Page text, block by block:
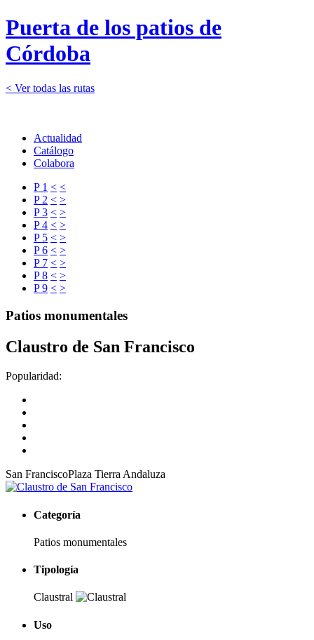
Puerta de los patios de
Córdoba
< Ver todas las rutas
Actualidad
Catálogo
Colabora
P 1 < <
P 2 < >
P 3 < >
P 4 < >
P 5 < >
P 6 < >
P 7 < >
P 8 < >
P 9 < >
Patios monumentales
Claustro de San Francisco
Popularidad:
San FranciscoPlaza Tierra Andaluza
Categoría
Patios monumentales
Tipología
Claustral
Uso